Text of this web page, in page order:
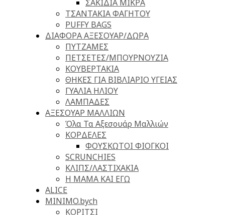
ΣΑΚΙΔΙΑ ΜΙΚΡΑ
ΤΣΑΝΤΑΚΙΑ ΦΑΓΗΤΟΥ
PUFFY BAGS
ΔΙΑΦΟΡΑ ΑΞΕΣΟΥΑΡ/ΔΩΡΑ
ΠΥΤΖΑΜΕΣ
ΠΕΤΣΕΤΕΣ/ΜΠΟΥΡΝΟΥΖΙΑ
ΚΟΥΒΕΡΤΑΚΙΑ
ΘΗΚΕΣ ΓΙΑ ΒΙΒΛΙΑΡΙΟ ΥΓΕΙΑΣ
ΓΥΑΛΙΑ ΗΛΙΟΥ
ΛΑΜΠΑΔΕΣ
ΑΞΕΣΟΥΑΡ ΜΑΛΛΙΩΝ
Όλα Τα Αξεσουάρ Μαλλιών
ΚΟΡΔΕΛΕΣ
ΦΟΥΣΚΩΤΟΙ ΦΙΟΓΚΟΙ
SCRUNCHIES
ΚΛΙΠΣ/ΛΑΣΤΙΧΑΚΙΑ
Η ΜΑΜΑ ΚΑΙ ΕΓΩ
ALICE
MINIMO.bych
ΚΟΡΙΤΣΙ